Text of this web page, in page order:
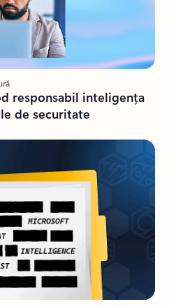
responsabil inteligența
de securitate